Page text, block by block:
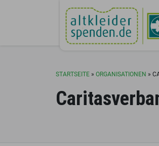
STARTSEITE» ORGANISATIONEN »